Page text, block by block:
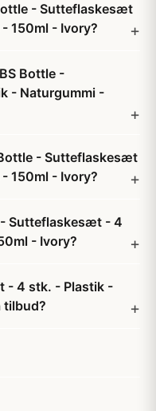
- Sutteflaskesæt
150ml - Ivory?
Bottle -
- Naturgummi -
- Sutteflaskesæt
150ml - Ivory?
- Sutteflaskesæt - 4
- Ivory?
- 4 stk. - Plastik -
tilbud?